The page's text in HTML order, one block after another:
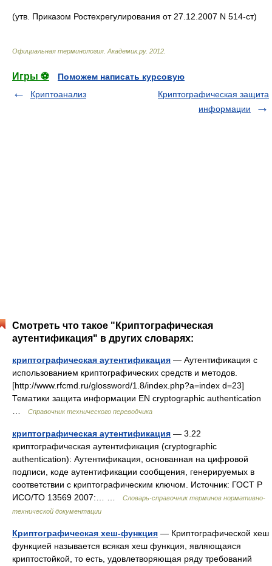
(утв. Приказом Ростехрегулирования от 27.12.2007 N 514-ст)
Официальная терминология Академик.ру. 2012
Игры ⚽
Поможем написать курсовую
Криптоанализ
Криптографическая защита
информации
Смотреть что такое "Криптографическая
аутентификация" в других словарях:
криптографическая аутентификация — Аутентификация с
использованием криптографических средств и методов.
[http://www.rfcmd.ru/glossword/1.8/index.php?a=index d=23]
Тематики защита информации EN cryptographic authentication
Справочник технического переводчика
криптографическая аутентификация — 3.22
криптографическая аутентификация (cryptographic
authentication): Аутентификация, основанная на цифровой
подписи, коде аутентификации сообщения, генерируемых в
соответствии с криптографическим ключом. Источник: ГОСТ Р
ИСО/ТО 13569 2007:… …
Словарь-справочник терминов нормативно-
технической документации
Криптографическая хеш-функция — Криптографической хеш
функцией называется всякая хеш функция, являющаяся
криптостойкой, то есть, удовлетворяющая ряду требований